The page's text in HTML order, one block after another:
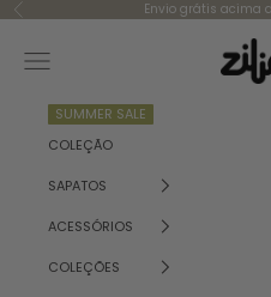
Saltar para o conteúdo
Anterior Envio grátis acima
Zilian
Menu
SUMMER SALE
COLEÇÃO
SAPATOS
ACESSÓRIOS
COLEÇÕES